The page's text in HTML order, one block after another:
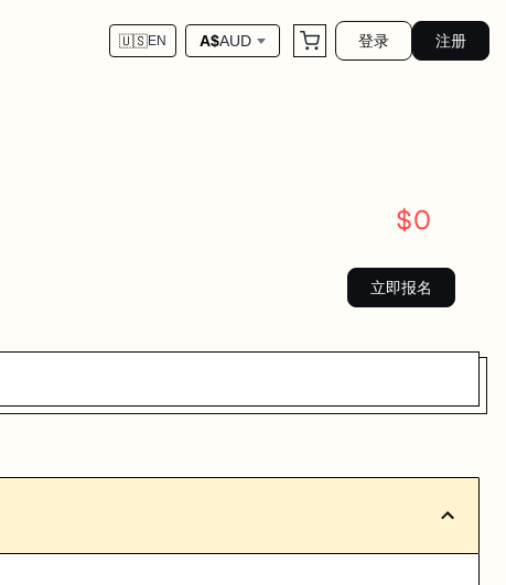
🇺🇸EN A$AUD 登录 注册
$0
立即报名